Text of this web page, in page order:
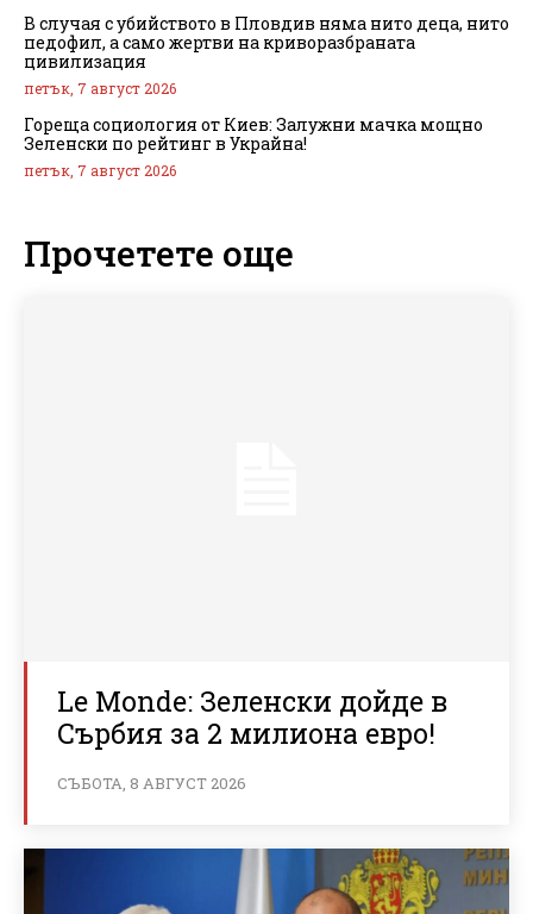
В случая с убийството в Пловдив няма нито деца, нито
педофил, а само жертви на криворазбраната
цивилизация
петък, 7 август 2026
Гореща социология от Киев: Залужни мачка мощно
Зеленски по рейтинг в Украйна!
петък, 7 август 2026
Прочетете още
Le Monde: Зеленски дойде в
Сърбия за 2 милиона евро!
СЪБОТА, 8 АВГУСТ 2026